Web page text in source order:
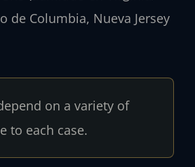
de Columbia, Nueva Jersey
on a variety of
to each case.